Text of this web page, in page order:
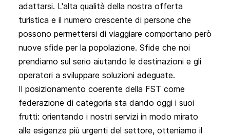
adattarsi. L'alta qualità della nostra offerta
turistica e il numero crescente di persone che
possono permettersi di viaggiare comportano però
nuove sfide per la popolazione. Sfide che noi
prendiamo sul serio aiutando le destinazioni e gli
operatori a sviluppare soluzioni adeguate.
Il posizionamento coerente della FST come
federazione di categoria sta dando oggi i suoi
frutti: orientando i nostri servizi in modo mirato
alle esigenze più urgenti del settore, otteniamo il